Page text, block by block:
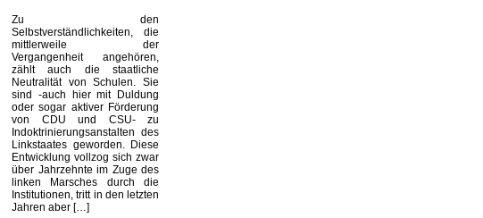
Zu den
Selbstverständlichkeiten, die
mittlerweile der
Vergangenheit angehören,
zählt auch die staatliche
Neutralität von Schulen. Sie
sind -auch hier mit Duldung
oder sogar aktiver Förderung
von CDU und CSU- zu
Indoktrinierungsanstalten des
Linkstaates geworden. Diese
Entwicklung vollzog sich zwar
über Jahrzehnte im Zuge des
linken Marsches durch die
Institutionen, tritt in den letzten
Jahren aber […]